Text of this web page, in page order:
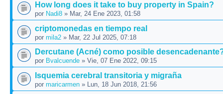
How long does it take to buy property in Spain?
por Nadi8 » Mar, 24 Ene 2023, 01:58
criptomonedas en tiempo real
por mila2 » Mar, 22 Jul 2025, 07:18
Dercutane (Acné) como posible
por Bvalcuende » Vie, 07 Ene 2022, 09:15
Isquemia cerebral transitoria y migraña
por maricarmen » Lun, 18 Jun 2018, 21:56